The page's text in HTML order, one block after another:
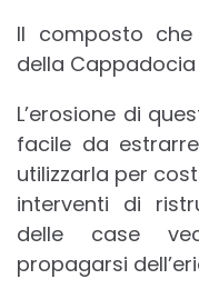
Il composto
della
L’erosione di
facile da
utilizzarla per
interventi di
delle case
propagarsi